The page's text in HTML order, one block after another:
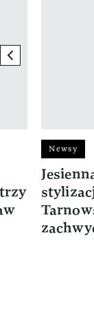
previous element
Newsy